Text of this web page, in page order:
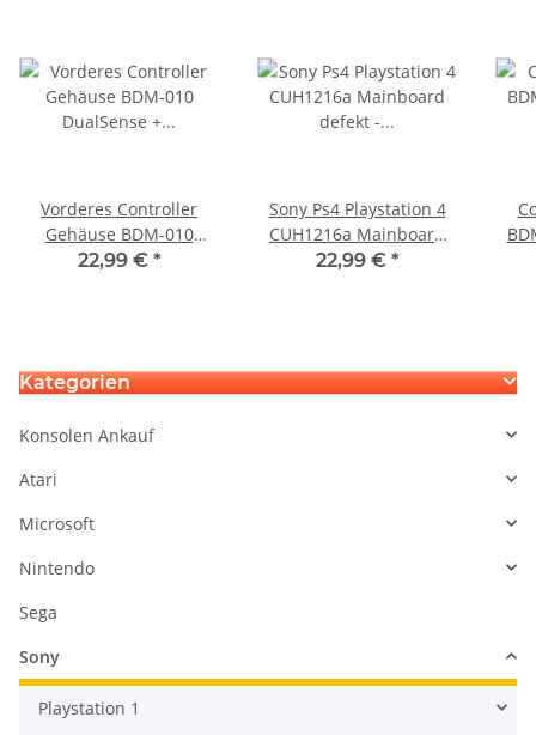
Vorderes Controller
Gehäuse BDM-010
DualSense + Trigger
22,99 € *
Sony Ps4 Playstation 4
CUH1216a Mainboard
defekt - Startet nicht
22,99 € *
Kategorien
Konsolen Ankauf
Atari
Microsoft
Nintendo
Sega
Sony
Playstation 1